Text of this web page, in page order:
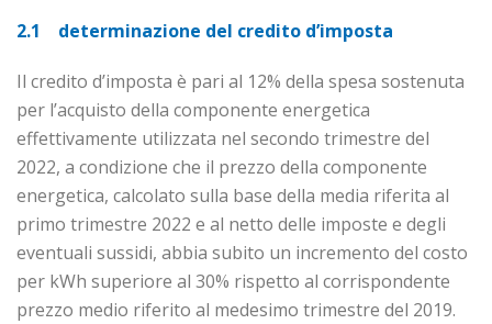
2.1 determinazione del credito d’imposta
Il credito d’imposta è pari al 12% della spesa sostenuta
per l’acquisto della componente energetica
effettivamente utilizzata nel secondo trimestre del
2022, a condizione che il prezzo della componente
energetica, calcolato sulla base della media riferita al
primo trimestre 2022 e al netto delle imposte e degli
eventuali sussidi, abbia subito un incremento del costo
per kWh superiore al 30% rispetto al corrispondente
prezzo medio riferito al medesimo trimestre del 2019.